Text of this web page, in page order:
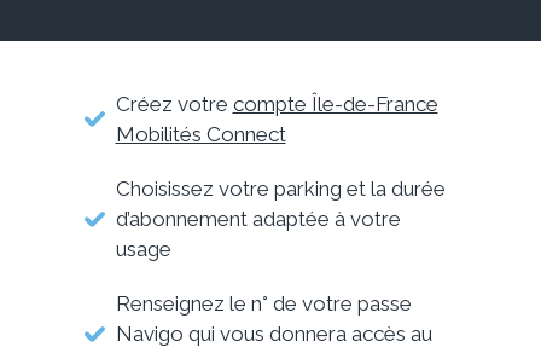
Créez votre compte Île-de-France
Mobilités Connect
Choisissez votre parking et la durée
d’abonnement adaptée à votre
usage
Renseignez le n° de votre passe
Navigo qui vous donnera accès au